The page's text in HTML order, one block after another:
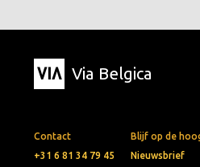
Via Belgica
Contact
+31 6 81 34 79 45
Blijf op de
Nieuwsbrief